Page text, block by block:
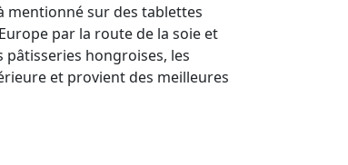
mentionné sur des tablettes
par la route de la soie et
hongroises, les
et provient des meilleures